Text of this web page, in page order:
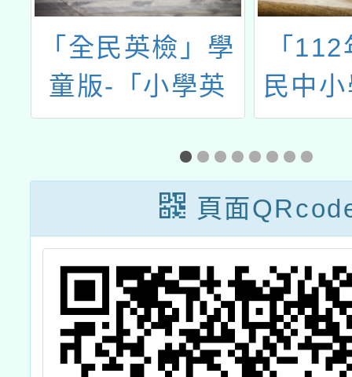
「全民英檢」學
童版-「小學英
檢」（GEPT
Kids）將於8月
29日（六）辦理
筆試及口試測驗
「
民中
學領
能力
中小
實驗
108課
向實
設計
頁面